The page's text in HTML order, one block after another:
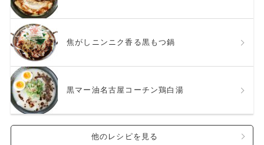
焦がしニンニク香る黒もつ鍋
黒マー油名古屋コーチン鶏白湯
他のレシピを見る